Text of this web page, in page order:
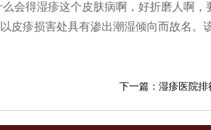
会得湿疹这个皮肤病啊，好折磨人啊，
皮疹损害处具有渗出潮湿倾向而故名。
下一篇：湿疹医院排